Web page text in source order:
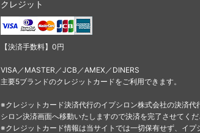
クレジット
【決済手数料】0円
VISA／MASTER／JCB／AMEX／DINERS
主要5ブランドのクレジットカードをご利用できます。
※クレジットカード決済代行のイプシロン株式会社の決済
シロン決済画面へ移動いたしますので決済を完了させてくだ
※クレジットカード情報は当サイトでは一切保有せず、イプ